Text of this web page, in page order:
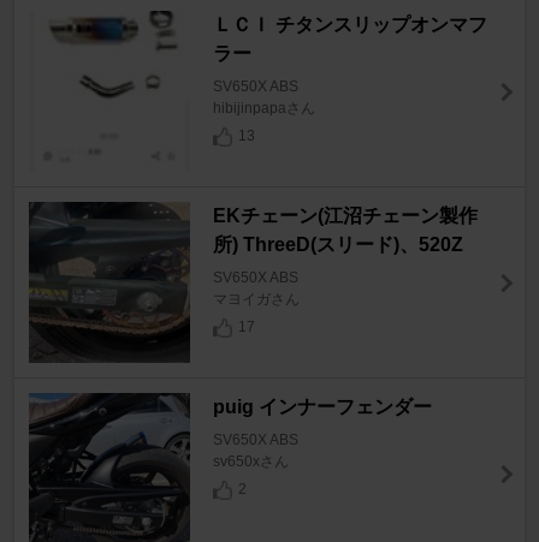
ＬＣＩ チタンスリップオンマフ
ラー
SV650X ABS
hibijinpapaさん
13
EKチェーン(江沼チェーン製作
所) ThreeD(スリード)、520Z
SV650X ABS
マヨイガさん
17
puig インナーフェンダー
SV650X ABS
sv650xさん
2